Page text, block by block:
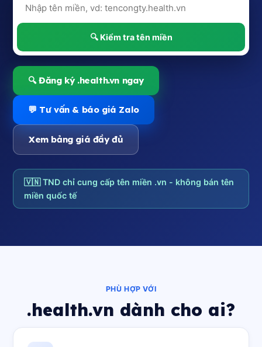
🔍 Kiểm tra tên miền
🔍 Đăng ký .health.vn ngay
💬 Tư vấn & báo giá Zalo
Xem bảng giá đầy đủ
🇻🇳 TND chỉ cung cấp tên miền .vn - không bán tên
miền quốc tế
PHÙ HỢP VỚI
.health.vn dành cho ai?